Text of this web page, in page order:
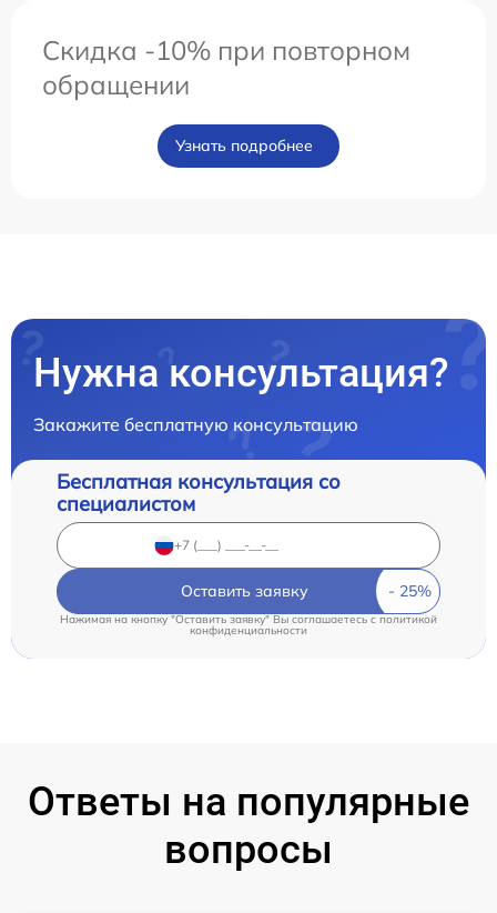
Скидка -10% при повторном
обращении
Узнать подробнее
Нужна консультация?
Закажите бесплатную консультацию
Бесплатная консультация со
специалистом
Оставить заявку
Нажимая на кнопку "Оставить заявку" Вы соглашаетесь cполитикой
конфиденциальности
Ответы на популярные
вопросы